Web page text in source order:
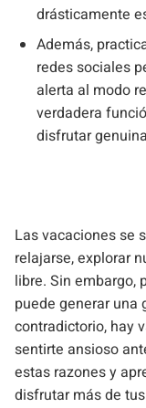
drásticamente
Además,
redes sociales
alerta al modo
verdadera
disfrutar
Las vacaciones se
relajarse, explorar
libre. Sin embargo,
puede generar una
contradictorio, hay
sentirte ansioso
estas razones y
disfrutar más de